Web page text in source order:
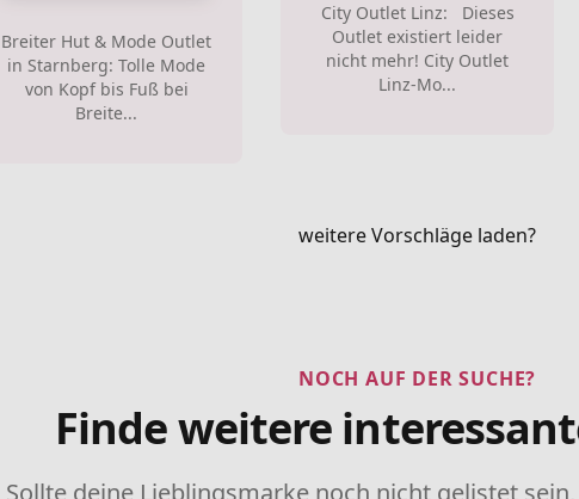
Breiter Hut & Mode Outlet
in Starnberg: Tolle Mode
von Kopf bis Fuß bei
Breite...
City Outlet Linz: Dieses
Outlet existiert leider
nicht mehr! City Outlet
Linz-Mo...
weitere Vorschläge laden?
NOCH AUF DER SUCHE?
Finde weitere
Sollte deine Lieblingsmarke noch nicht gelistet